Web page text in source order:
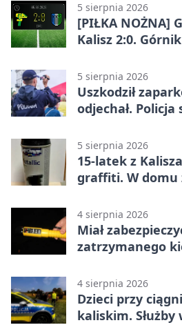
5 sierpnia 2026
[PIŁKA NOŻNA]
Kalisz 2:0.
5 sierpnia 2026
Uszkodził
odjechał.
5 sierpnia 2026
15-latek z
graffiti. W domu
4 sierpnia 2026
Miał
zatrzymanego
4 sierpnia 2026
Dzieci przy
kaliskim. Służby